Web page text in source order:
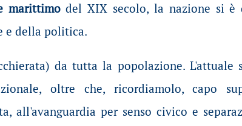
marittimodel XIX secolo, la nazione si è
e della politica.
da tutta la popolazione. L'attuale
oltre che, ricordiamolo, capo
all'avanguardia per senso civico e